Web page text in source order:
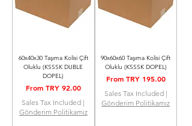
60x40x30 Taşıma Kolisi Çift
Oluklu (KSSSK DUBLE
DOPEL)
From TRY 92.00
Sale Price
Sales Tax Included |
Gönderim Politikamız
90x60x60 Taşıma Kolisi Çift
Oluklu (KSSSK DOPEL)
From TRY 195.00
Sale Price
Sales Tax Included|
Gönderim Politikamız